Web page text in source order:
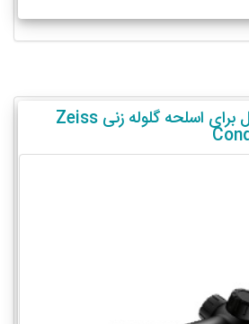
بررسی دوربینی ایده آل برای اسلحه گلوله زنی Zeiss